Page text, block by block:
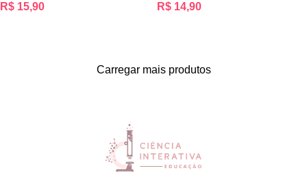
R$ 15,90 R$ 14,90
Carregar mais produtos